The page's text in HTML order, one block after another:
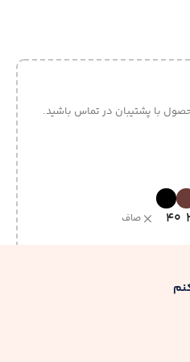
با پشتیبان در تماس باشید.
40 صاف